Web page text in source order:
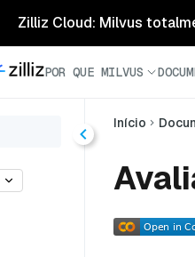
Zilliz Cloud: Milvus
POR QUE MILVUS
Início